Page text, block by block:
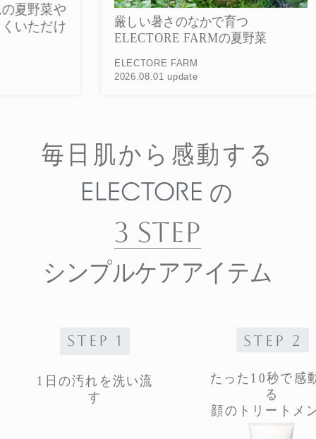
厳しい暑さのなかで育つ
ELECTORE FARMの夏野菜
ELECTORE FARM
2026.08.01 update
毎日肌から感動する
の
3 STEP
シンプルケアアイテム
STEP 1
1日の汚れを洗い流
す
STEP 2
たった10秒で感
る
顔のトリートメ